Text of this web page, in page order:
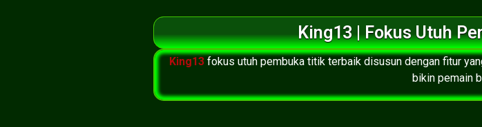
King13 | Fokus Utuh
King13 fokus utuh pembuka titik terbaik disusun dengan fitur
bikin pemain